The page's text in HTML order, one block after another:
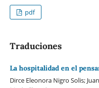
pdf
Traduciones
La hospitalidad en el
Dirce Eleonora Nigro Solis;